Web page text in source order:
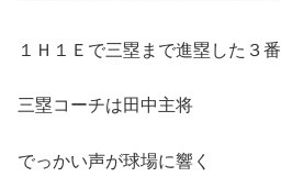
１Ｈ１Ｅで三塁まで進塁した３番
三塁コーチは田中主将
でっかい声が球場に響く